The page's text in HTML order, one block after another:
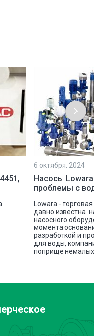
6 октября, 2024
Насосы
проблемы с
Lowara -
давно известна
насосного
момента
разработкой и
для воды,
поприще немалых